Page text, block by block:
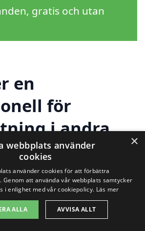
gratis och utan
en
för
i andra
Skatan
hjälp försnöskottning i
inte vara en utmaning.
×
webbplats använder
cookies
använder cookies för att förbättra
Genom att använda vår webbplats samtycker
i enlighet med vår cookiepolicy. Läs mer
ALLA AVVISA ALLT